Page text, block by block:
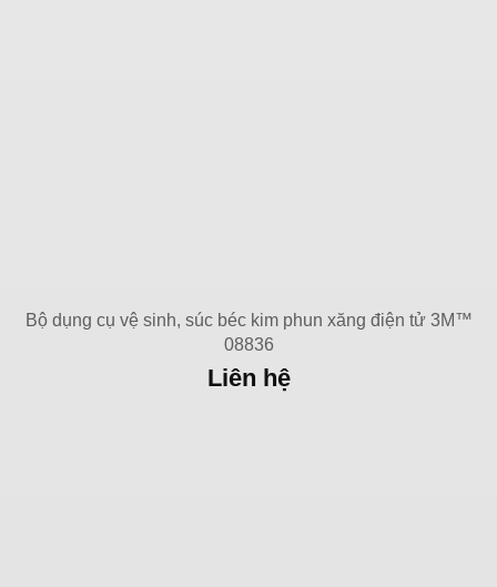
Bộ dụng cụ vệ sinh, súc béc kim phun xăng điện tử 3M™
08836
Liên hệ